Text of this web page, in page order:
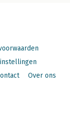
Over ons